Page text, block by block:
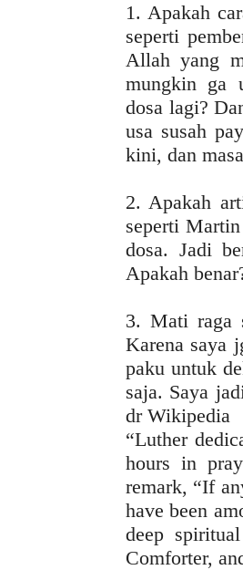
1. Apakah
seperti
Allah yang
mungkin ga
dosa lagi?
usa susah
kini, dan
2. Apakah
seperti
dosa. Jadi
Apakah
3. Mati raga
Karena saya
paku untuk
saja. Saya
dr Wikipedia
“Luther
hours in
remark, “If
have been
deep
Comforter,